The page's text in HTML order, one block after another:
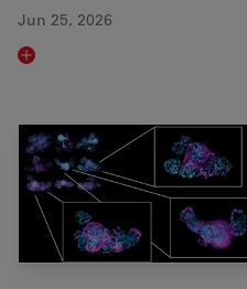
Jun 25, 2026
Read article